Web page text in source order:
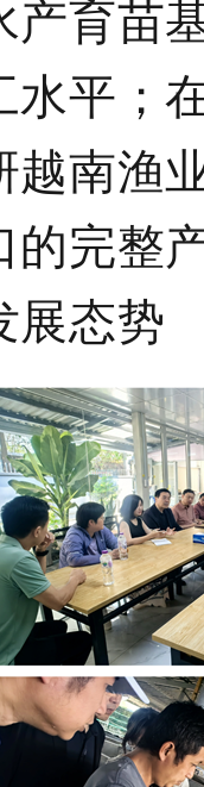
产育苗
水平；
越南渔
的完整
展态势